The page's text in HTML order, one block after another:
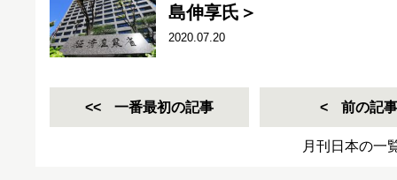
島伸享氏＞
2020.07.20
一番最初の記事 前の記事
月刊日本の一